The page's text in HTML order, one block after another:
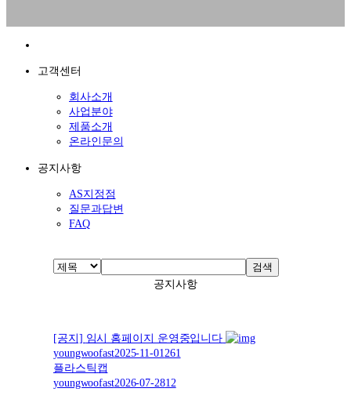
고객센터
회사소개
사업분야
제품소개
온라인문의
공지사항
AS지정점
질문과답변
FAQ
검색
공지사항
[공지] 임시 홈페이지 운영중입니다
youngwoofast2025-11-01261
플라스틱캡
youngwoofast2026-07-2812